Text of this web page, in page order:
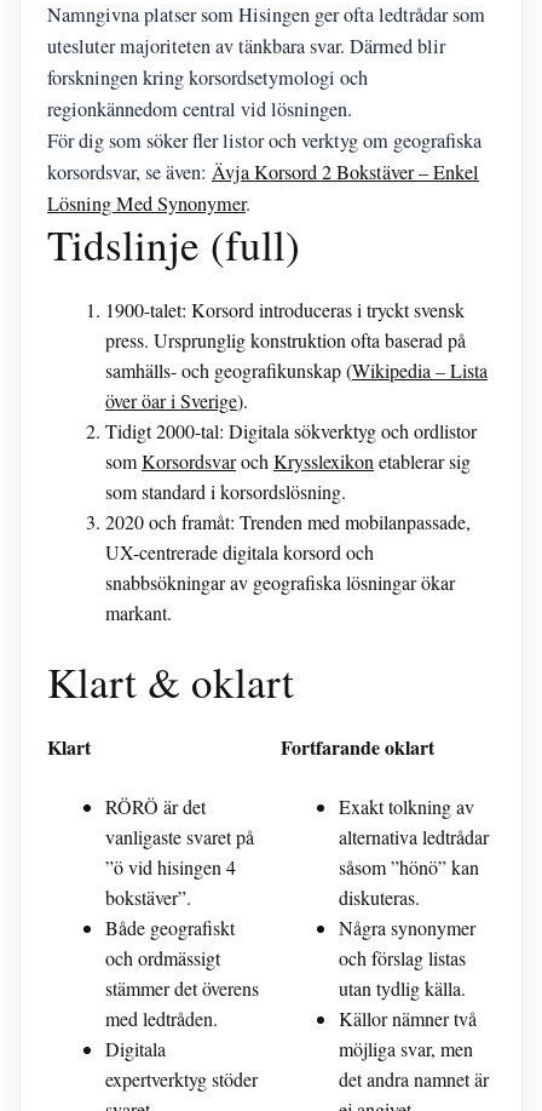
Namngivna platser som Hisingen ger ofta ledtrådar som
utesluter majoriteten av tänkbara svar. Därmed blir
forskningen kring korsordsetymologi och
regionkännedom central vid lösningen.
För dig som söker fler listor och verktyg om geografiska
korsordsvar, se även: Ävja Korsord 2 Bokstäver – Enkel
Lösning Med Synonymer.
Tidslinje (full)
1900-talet: Korsord introduceras i tryckt svensk
press. Ursprunglig konstruktion ofta baserad på
samhälls- och geografikunskap (Wikipedia – Lista
över öar i Sverige).
Tidigt 2000-tal: Digitala sökverktyg och ordlistor
somKorsordsvaroch Krysslexikon etablerar sig
som standard i korsordslösning.
2020 och framåt: Trenden med mobilanpassade,
UX-centrerade digitala korsord och
snabbsökningar av geografiska lösningar ökar
markant.
Klart & oklart
Klart
RÖRÖ är det
vanligaste svaret på
”ö vid hisingen 4
bokstäver”.
Både geografiskt
och ordmässigt
stämmer det överens
med ledtråden.
Digitala
expertverktyg stöder
Fortfarande oklart
Exakt tolkning av
alternativa ledtrådar
såsom ”hönö” kan
diskuteras.
Några synonymer
och förslag listas
utan tydlig källa.
Källor nämner två
möjliga svar, men
det andra namnet är